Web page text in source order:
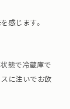
感じます。
態で冷蔵庫で
に注いでお飲